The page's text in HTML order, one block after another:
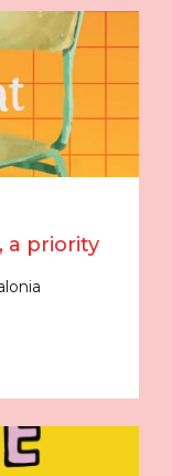
a priority